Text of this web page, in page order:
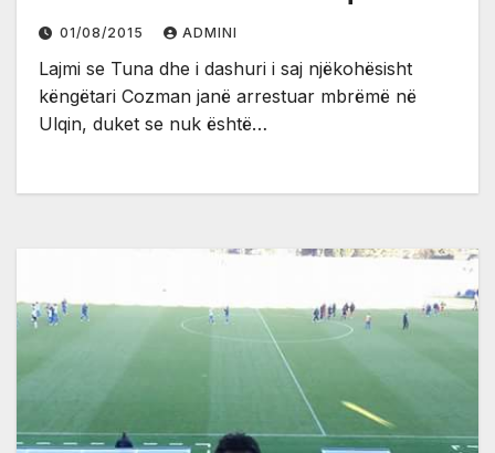
01/08/2015 ADMINI
Lajmi se Tuna dhe i dashuri i saj njëkohësisht
këngëtari Cozman janë arrestuar mbrëmë në
Ulqin, duket se nuk është…